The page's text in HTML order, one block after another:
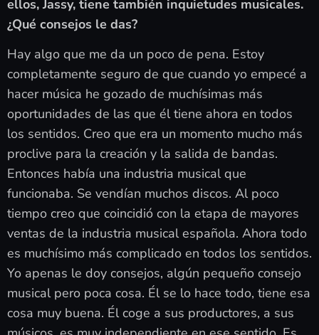
ellos, Jassy, tiene también inquietudes musicales.
¿Qué consejos le das?
Hay algo que me da un poco de pena. Estoy
completamente seguro de que cuando yo empecé a
hacer música he gozado de muchísimas más
oportunidades de las que él tiene ahora en todos
los sentidos. Creo que era un momento mucho más
proclive para la creación y la salida de bandas.
Entonces había una industria musical que
funcionaba. Se vendían muchos discos. Al poco
tiempo creo que coincidió con la etapa de mayores
ventas de la industria musical española. Ahora todo
es muchísimo más complicado en todos los sentidos.
Yo apenas le doy consejos, algún pequeño consejo
musical pero poca cosa. Él se lo hace todo, tiene esa
cosa muy buena. Él coge a sus productores, a sus